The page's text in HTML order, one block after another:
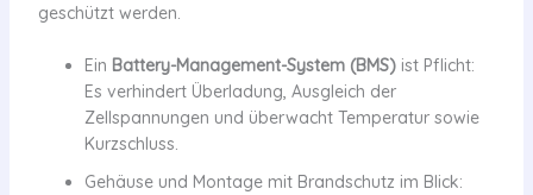
geschützt werden.
Ein Battery-Management-System (BMS)ist Pflicht:
Es verhindert Überladung, Ausgleich der
Zellspannungen und überwacht Temperatur sowie
Kurzschluss.
Gehäuse und Montage mit Brandschutz im Blick: